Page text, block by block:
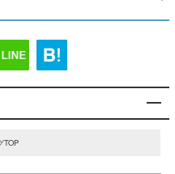
TOP